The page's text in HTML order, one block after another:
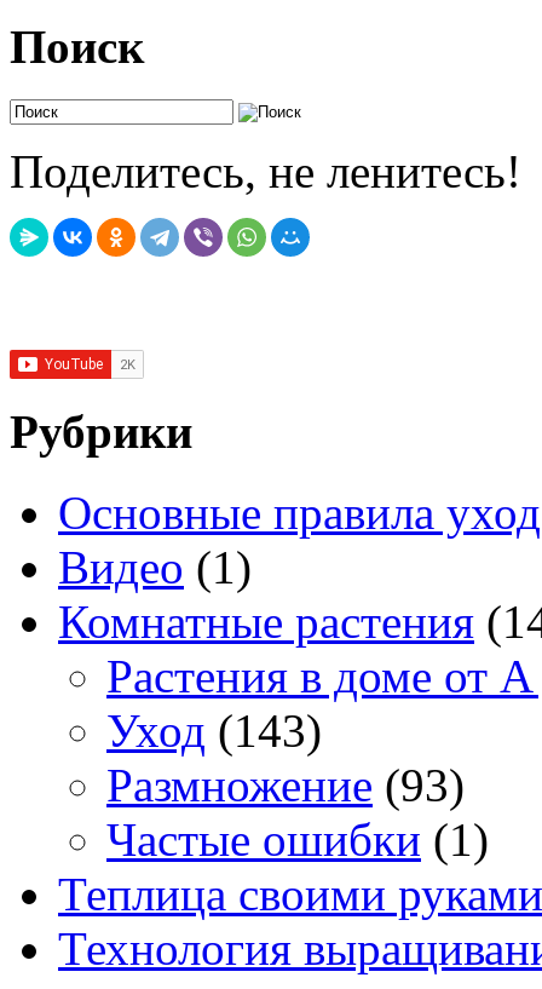
Поиск
Поделитесь, не ленитесь!
Рубрики
Основные правила
Видео (1)
Комнатные растения
Растения в доме от
Уход (143)
Размножение (93)
Частые ошибки (1)
Теплица своими руками
Технология